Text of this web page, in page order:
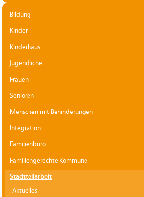
Bildung
Kinder
Kinderhaus
Jugendliche
Frauen
Senioren
Menschen mit Behinderungen
Integration
Familienbüro
Familiengerechte Kommune
Stadtteilarbeit
Aktuelles